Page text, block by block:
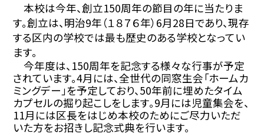
本校は今年、創立150周年の節目の年に当たりま
す。創立は、明治9年（１８７６年） 6月28日であり、現存
する区内の学校では最も歴史のある学校となってい
ます。
今年度は、 150周年を記念する様々な行事が予定
されています。4月には、全世代の同窓生会「ホームカ
ミングデー」を予定しており、50年前に埋めたタイム
カプセルの掘り起こしをします。9月には児童集会を、
11月には区長をはじめ本校のためにご尽力いただ
いた方をお招きし記念式典を行います。